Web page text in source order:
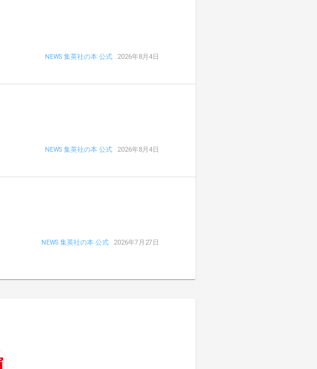
NEWS 集英社の本 公式 2026年8月4日
NEWS 集英社の本 公式 2026年8月4日
NEWS 集英社の本 公式 2026年7月27日